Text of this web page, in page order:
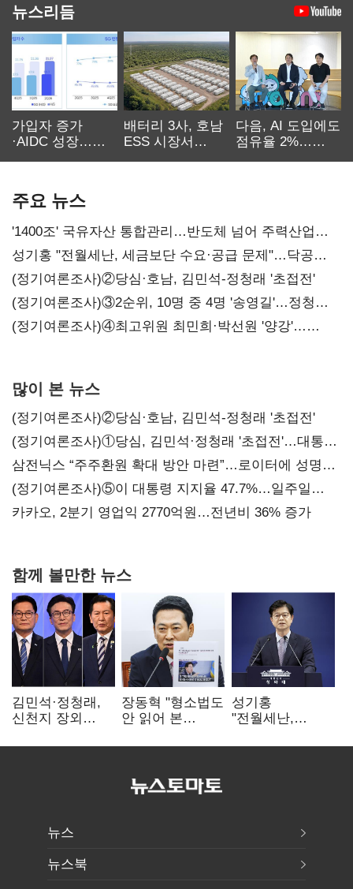
뉴스리듬
가입자 증가
·AIDC 성장…
배터리 3사, 호남
ESS 시장서
다음, AI 도입에도
점유율 2%…
주요 뉴스
'1400조' 국유자산 통합관리…반도체 넘어 주력산업
구조혁신
성기홍 "전월세난, 세금보단 수요·공급 문제"…닥공
시사
(정기여론조사)②당심·호남, 김민석-정청래 '초접전'
(정기여론조사)③2순위, 10명 중 4명 '송영길'…정청래
'한 자릿수'
(정기여론조사)④최고위원 최민희·박선원 '양강'…
많이 본 뉴스
(정기여론조사)②당심·호남, 김민석-정청래 '초접전'
(정기여론조사)①당심, 김민석·정청래 '초접전'…대통령
지지도 '50% 아래로'(종합)
삼전닉스 “주주환원 확대 방안 마련”…로이터에 성명
보내
(정기여론조사)⑤이 대통령 지지율 47.7%…일주일
만에 다시 40%대
카카오, 2분기 영업익 2770억원…전년비 36% 증가
함께 볼만한 뉴스
김민석·정청래,
신천지 장외
"호남 계몽 규탄"
장동혁 "형소법도
안 읽어 본
속도로 무너질
성기홍
"전월세난,
공급 문제"…닥공
뉴스
뉴스북